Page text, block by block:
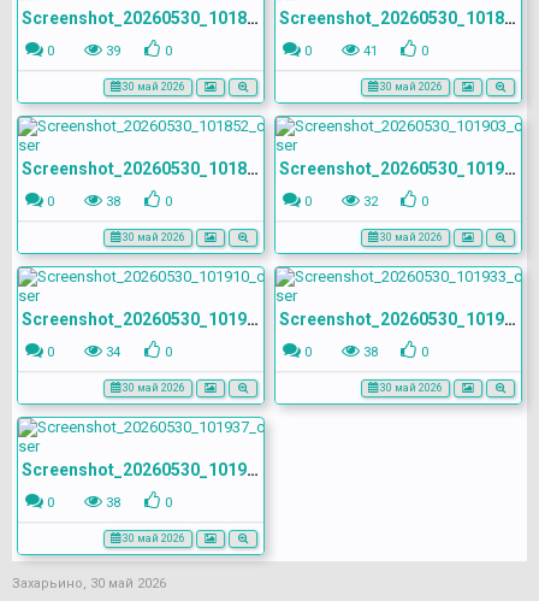
Screenshot_20260530_101846_com.yandex.browser
0 39 0
30 май 2026
Screenshot_20260530_101849_com.yandex.browser
0 41 0
30 май 2026
Screenshot_20260530_101852_com.yandex.browser
0 38 0
30 май 2026
Screenshot_20260530_101903_com.yandex.browser
0 32 0
30 май 2026
Screenshot_20260530_101910_com.yandex.browser
0 34 0
30 май 2026
Screenshot_20260530_101933_com.yandex.browser
0 38 0
30 май 2026
Screenshot_20260530_101937_com.yandex.browser
0 38 0
30 май 2026
Захарьино 30 май 2026